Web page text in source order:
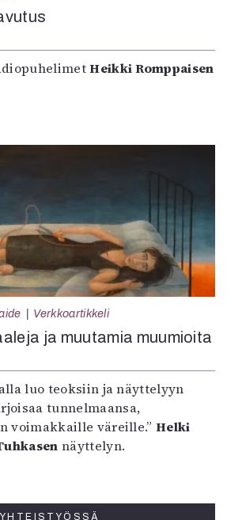
Heikki Romppaisen
Verkkoartikkeli
ja muutamia muumioita
luo teoksiin ja näyttelyyn
tunnelmaansa,
voimakkaille väreille.”Helki
näyttelyn.
YHTEISTYÖSSÄ